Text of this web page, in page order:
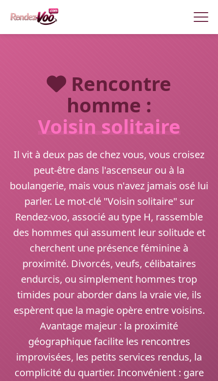
Rencontre
homme :
Voisin solitaire
Il vit à deux pas de chez vous, vous croisez
peut-être dans l'ascenseur ou à la
boulangerie, mais vous n'avez jamais osé lui
parler. Le mot-clé "Voisin solitaire" sur
Rendez-voo, associé au type H, rassemble
des hommes qui assument leur solitude et
cherchent une présence féminine à
proximité. Divorcés, veufs, célibataires
endurcis, ou simplement hommes trop
timides pour aborder dans la vraie vie, ils
espèrent que la magie opère entre voisins.
Avantage majeur : la proximité
géographique facilite les rencontres
improvisées, les petits services rendus, la
complicité du quartier. Inconvénient : gare